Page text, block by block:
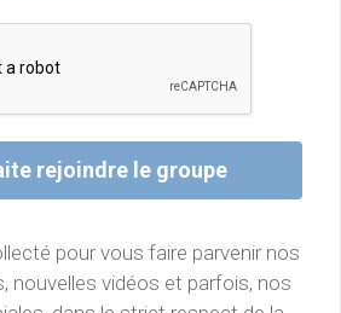
rejoindre le groupe
pour vous faire parvenir nos
nouvelles vidéos et parfois, nos